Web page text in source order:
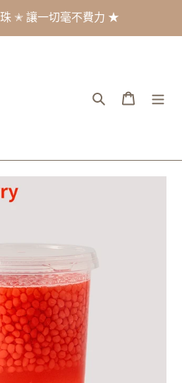
✭ 讓一切毫不費力 ★
搜尋 購物車